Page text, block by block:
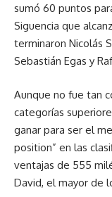
sumó 60 puntos
Siguencia que
terminaron Nicolás
Sebastián Egas y
Aunque no fue tan
categorías
ganar para ser el
position” en las
ventajas de 555
David, el mayor de